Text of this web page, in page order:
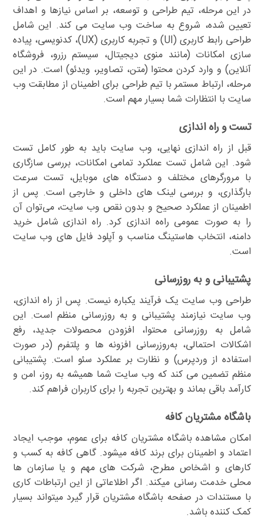
در این مرحله، تیم طراحی و توسعه، بر اساس نیازها و اهداف
تعیین شده، شروع به ساخت وب سایت می کند. این شامل
طراحی رابط کاربری (UI) و تجربه کاربری (UX)، کدنویسی، پیاده
سازی امکانات (مانند منوی دیجیتال، سیستم رزرو، فروشگاه
آنلاین) و وارد کردن محتوا (متن، تصاویر، ویدئو) است. در این
مرحله، ارتباط مستمر با تیم طراحی برای اطمینان از مطابقت وب
سایت با انتظارات شما بسیار مهم است.
تست و راه اندازی
قبل از راه اندازی نهایی، وب سایت باید به طور کامل تست
شود. این شامل تست عملکرد تمامی امکانات، بررسی سازگاری
با مرورگرهای مختلف و دستگاه های موبایل، تست سرعت
بارگذاری، و بررسی لینک های داخلی و خارجی است. پس از
اطمینان از عملکرد صحیح و بدون نقص وب سایت، می‌توان آن
را به صورت عمومی راه‌ه اندازی کرد. راه اندازی شامل خرید
دامنه، انتخاب هاستینگ مناسب و آپلود فایل های وب سایت
است.
پشتیبانی و به روزرسانی
طراحی وب سایت یک فرآیند یکباره نیست. پس از راه اندازی،
وب سایت نیازمند پشتیبانی و به روزرسانی منظم است. این
شامل به روزرسانی محتوا، افزودن محصولات جدید، رفع
اشکالات احتمالی، به‌روزرسانی افزونه ها و پلتفرم (در صورت
استفاده از وردپرس) و نظارت بر عملکرد سئو است. پشتیبانی
منظم تضمین می کند که وب سایت شما همیشه به روز، امن و
کارآمد باقی بماند و بهترین تجربه را برای کاربران فراهم کند.
باشگاه مشتریان کافه
امکان مشاهده باشگاه مشتریان کافه برای عموم، موجب ایجاد
اعتماد و اطمینان برای برند کافه میشود. گاهی کافه به کسب و
کارهای و اشخاص مطرح، شرکت های مهم و یا سازمان ها
محلی خدمت رسانی میکند. اگر اطلاعاتی از این ارتباطات کاری
با مستندات در صفحه باشگاه مشتریان قرار گیرد میتواند بسیار
کمک کننده باشد.